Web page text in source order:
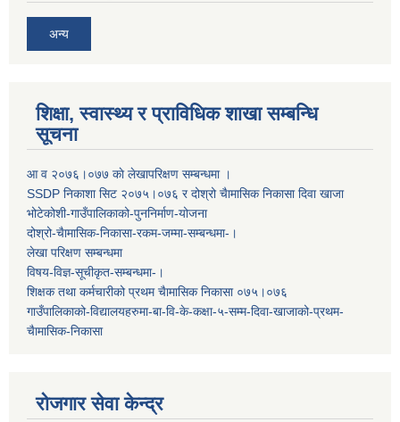
अन्य
शिक्षा, स्वास्थ्य र प्राविधिक शाखा सम्बन्धि
सूचना
आ व २०७६।०७७ काे लेखापरिक्षण सम्बन्धमा ।
SSDP निकाशा सिट २०७५।०७६ र दोश्रो चैामासिक निकासा दिवा खाजा
भोटेकोशी-गाउँपालिकाको-पुननिर्माण-योजना
दोश्रो-चैामासिक-निकासा-रकम-जम्मा-सम्बन्धमा-।
लेखा परिक्षण सम्बन्धमा
विषय-विज्ञ-सूचीकृत-सम्बन्धमा-।
शिक्षक तथा कर्मचारीको प्रथम च‌ैामासिक निकासा ०७५।०७६
गाउँपालिकाको-विद्यालयहरुमा-बा-वि-के-कक्षा-५-सम्म-दिवा-खाजाको-प्रथम-
चैामासिक-निकासा
रोजगार सेवा केन्द्र